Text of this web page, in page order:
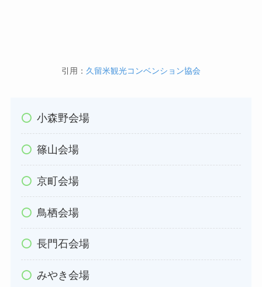
引用： 久留米観光コンベンション協会
小森野会場
篠山会場
京町会場
鳥栖会場
長門石会場
みやき会場